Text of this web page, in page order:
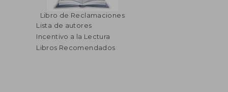
Libro de Reclamaciones
Lista de autores
Incentivo a la Lectura
Libros Recomendados